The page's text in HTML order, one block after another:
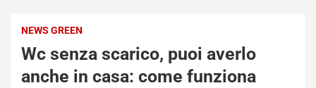
NEWS GREEN
Wc senza scarico, puoi averlo
anche in casa: come funziona